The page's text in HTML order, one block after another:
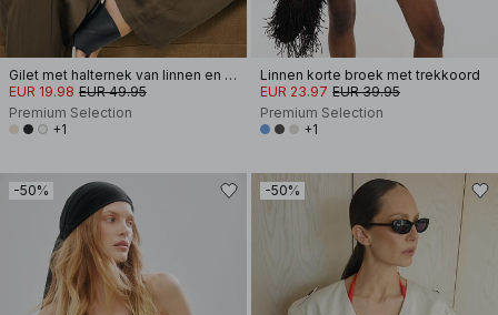
Gilet met halternek van linnen en lyocellmix
EUR 19.98 EUR 49.95
Premium Selection
+1
Linnen korte broek met trekkoord
EUR 23.97 EUR 39.95
Premium Selection
+1
-50% -50%